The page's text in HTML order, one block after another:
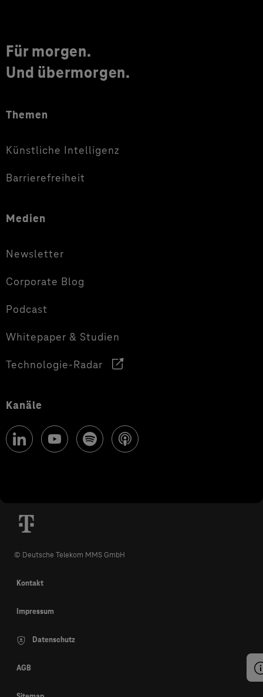
Für morgen.
Und übermorgen.
Themen
Künstliche Intelligenz
Barrierefreiheit
Medien
Newsletter
Corporate Blog
Podcast
Whitepaper & Studien
Technologie-Radar
Kanäle
© Deutsche Telekom MMS GmbH
Kontakt
Impressum
Datenschutz
AGB